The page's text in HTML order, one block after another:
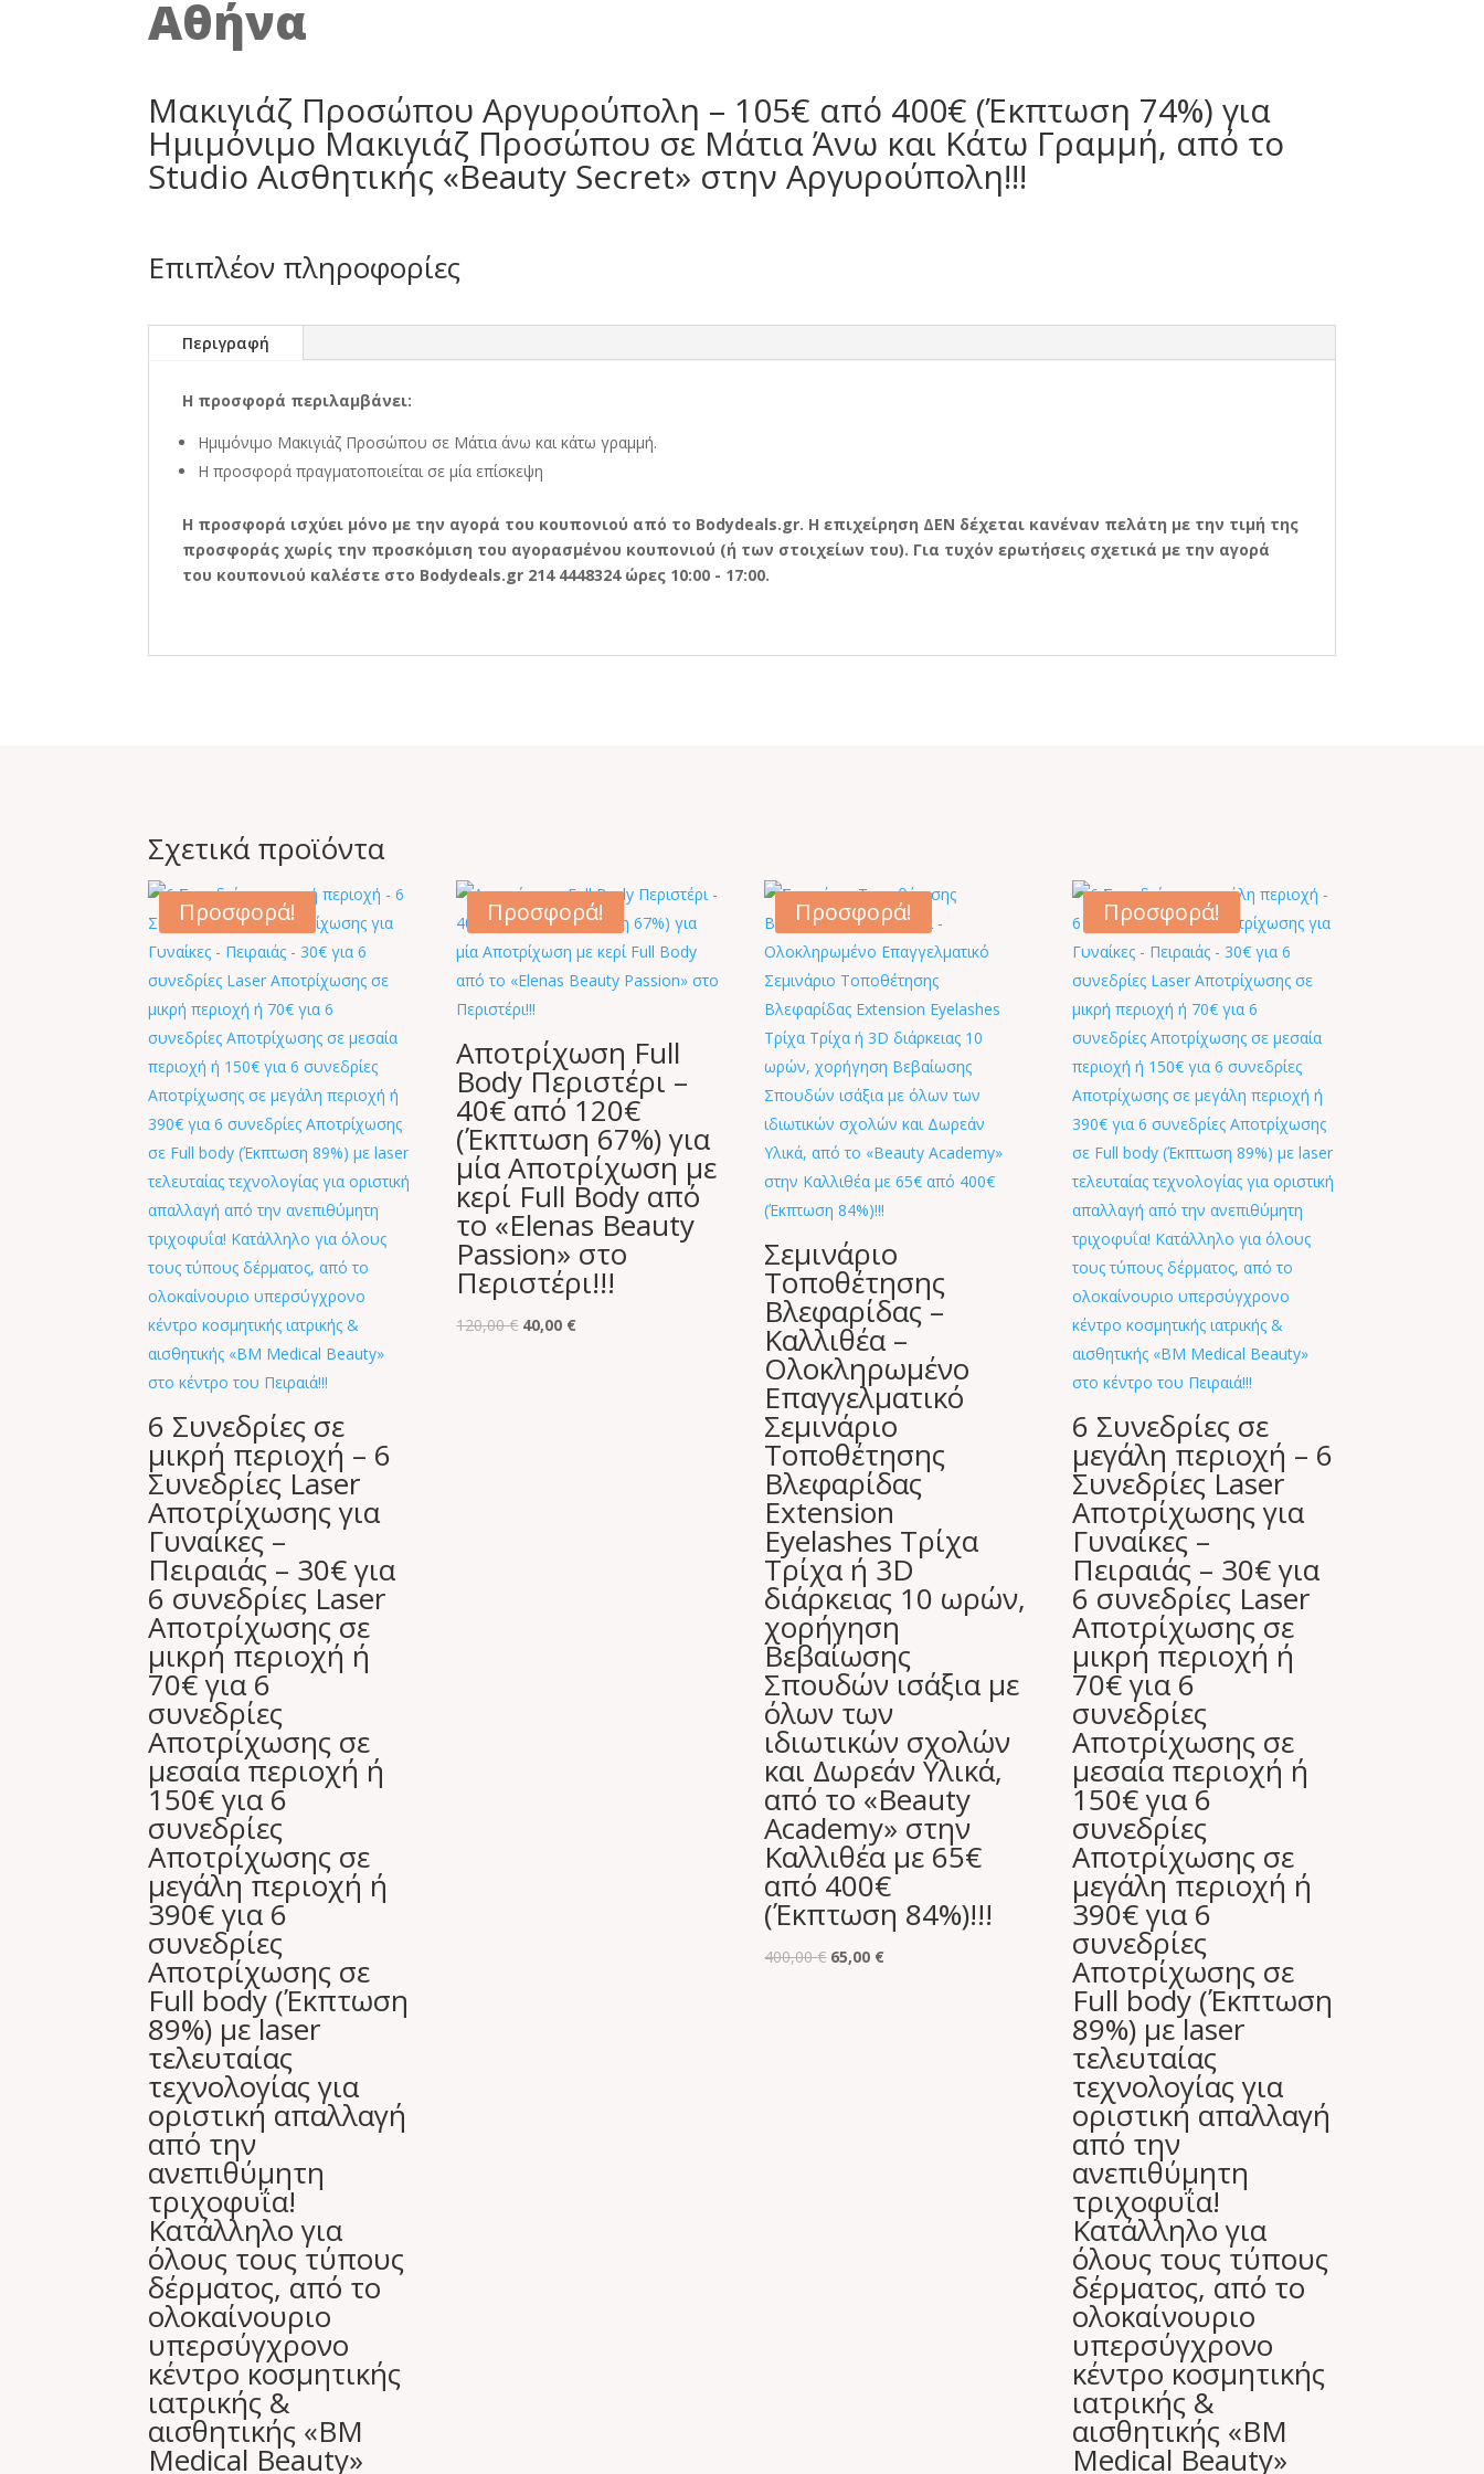
Αθήνα
Μακιγιάζ Προσώπου Αργυρούπολη – 105€ από 400€ (Έκπτωση 74%) για
Ημιμόνιμο Μακιγιάζ Προσώπου σε Μάτια Άνω και Κάτω Γραμμή, από το
Studio Αισθητικής «Beauty Secret» στην Αργυρούπολη!!!
Επιπλέον πληροφορίες
Περιγραφή
Η προσφορά περιλαμβάνει:
Ημιμόνιμο Μακιγιάζ Προσώπου σε Μάτια άνω και κάτω γραμμή.
Η προσφορά πραγματοποιείται σε μία επίσκεψη
Η προσφορά ισχύει μόνο με την αγορά του κουπονιού από το Bodydeals.gr. Η επιχείρηση ΔΕΝ δέχεται κανέναν πελάτη με την τιμή της
προσφοράς χωρίς την προσκόμιση του αγορασμένου κουπονιού (ή των στοιχείων του). Για τυχόν ερωτήσεις σχετικά με την αγορά
του κουπονιού καλέστε στο Bodydeals.gr 214 4448324 ώρες 10:00 - 17:00.
Σχετικά προϊόντα
Προσφορά!
6 Συνεδρίες σε
μικρή περιοχή – 6
Συνεδρίες Laser
Αποτρίχωσης για
Γυναίκες –
Πειραιάς – 30€ για
6 συνεδρίες Laser
Aποτρίχωσης σε
μικρή περιοχή ή
70€ για 6
συνεδρίες
Aποτρίχωσης σε
μεσαία περιοχή ή
150€ για 6
συνεδρίες
Aποτρίχωσης σε
μεγάλη περιοχή ή
390€ για 6
συνεδρίες
Aποτρίχωσης σε
Full body (Έκπτωση
89%) με laser
τελευταίας
τεχνολογίας για
οριστική απαλλαγή
από την
ανεπιθύμητη
τριχοφυΐα!
Κατάλληλο για
όλους τους τύπους
δέρματος, από το
ολοκαίνουριο
υπερσύγχρονο
κέντρο κοσμητικής
ιατρικής &
αισθητικής «BM
Medical Beauty»
Προσφορά!
Αποτρίχωση Full
Body Περιστέρι –
40€ από 120€
(Έκπτωση 67%) για
μία Αποτρίχωση με
κερί Full Body από
το «Elenas Beauty
Passion» στο
Περιστέρι!!!
120,00€ Original
40,00 €
Προσφορά!
Σεμινάριο
Τοποθέτησης
Βλεφαρίδας –
Καλλιθέα –
Ολοκληρωμένο
Επαγγελματικό
Σεμινάριο
Τοποθέτησης
Βλεφαρίδας
Extension
Eyelashes Τρίχα
Τρίχα ή 3D
διάρκειας 10 ωρών,
χορήγηση
Βεβαίωσης
Σπουδών ισάξια με
όλων των
ιδιωτικών σχολών
και Δωρεάν Υλικά,
από το «Beauty
Academy» στην
Καλλιθέα με 65€
από 400€
(Έκπτωση 84%)!!!
400,00€ Original
65,00 €
Προσφορά!
6 Συνεδρίες σε
μεγάλη περιοχή – 6
Συνεδρίες Laser
Αποτρίχωσης για
Γυναίκες –
Πειραιάς – 30€ για
6 συνεδρίες Laser
Aποτρίχωσης σε
μικρή περιοχή ή
70€ για 6
συνεδρίες
Aποτρίχωσης σε
μεσαία περιοχή ή
150€ για 6
συνεδρίες
Aποτρίχωσης σε
μεγάλη περιοχή ή
390€ για 6
συνεδρίες
Aποτρίχωσης σε
Full body (Έκπτωση
89%) με laser
τελευταίας
τεχνολογίας για
οριστική απαλλαγή
από την
ανεπιθύμητη
τριχοφυΐα!
Κατάλληλο για
όλους τους τύπους
δέρματος, από το
ολοκαίνουριο
υπερσύγχρονο
κέντρο κοσμητικής
ιατρικής &
αισθητικής «BM
Medical Beauty»